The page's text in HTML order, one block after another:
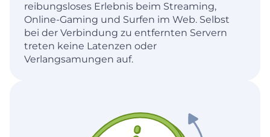
reibungsloses Erlebnis beim Streaming,
Online-Gaming und Surfen im Web. Selbst
bei der Verbindung zu entfernten Servern
treten keine Latenzen oder
Verlangsamungen auf.